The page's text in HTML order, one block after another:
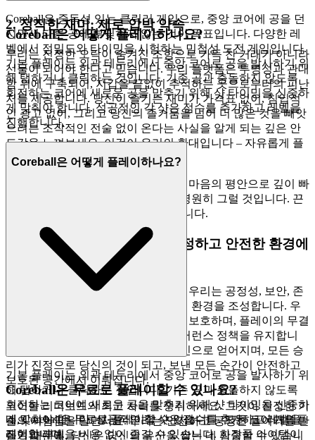
2. 정직한 재미: 제로 압박 약속
우리는 진정한 오락이 숨겨진 조항으로 가득 찬 거래가 아니라
선물이 되어야 한다고 믿습니다. 우리 플랫폼은 투명성과 관대
함 위에 구축되어, 지갑을 끝없이 추적하는 곳으로부터의 피난
처를 제공합니다. 당신이 즐기는 재미가 가격표 없이, 침입적
인 광고 없이, 그리고 당신의 즐거움을 넘어 더 많은 것을 빼앗
으려는 조작적인 전술 없이 온다는 사실을 알게 되는 깊은 안
도감을 느껴보세요. 이것이 우리의 환대입니다 – 자유롭게 플
레이하라는 진심 어린 초대입니다.
코어볼의 모든 레벨과 전략에 완전한 마음의 평안으로 깊이 빠
져보세요. 우리 플랫폼은 무료이며, 영원히 그럴 것입니다. 끈
없이, 놀라움 없이, 진짜 오락만 있습니다.
3. 자신 있게 플레이하세요: 공정하고 안전한 환경에
대한 우리의 약속
당신의 마음의 평안이 최우선입니다. 우리는 공정성, 보안, 존
중이 단순한 이상이 아닌 기초 원칙인 환경을 조성합니다. 우
리는 당신의 데이터를 최선의 주의로 보호하며, 플레이의 무결
성을 해치는 모든 것에 대해 제로 톨러런스 정책을 유지합니
다. 여기서 당신의 성취는 기술과 헌신으로 얻어지며, 모든 승
리가 진정으로 당신의 것이 되고, 보낸 모든 순간이 안전하고
보호된 공간에서 이뤄집니다.
코어볼 리더보드의 최고 자리를 쟁취하세요. 그것이 진정한 기
술의 시험임을 알면서요. 우리는 안전하고 공정한 놀이터를 만
들기 때문에, 당신은 당신의 유산을 쌓는 데 집중할 수 있습니
Coreball은 중독성 있는 클릭러 게임으로, 중앙 코어에 공을 던
지면서 다른 공에 부딪히지 않는 것이 목표입니다. 다양한 레
벨에서 정밀도와 타이밍을 시험하는 민첩성 도전 게임입니다.
Coreball은 어떻게 플레이하나요?
기본 플레이는 외곽 테두리에서 중앙 코어로 공을 발사하기 위
해 탭하거나 클릭하는 것입니다. 기존 공과 충돌하지 않도록
회전하는 코어에 새로운 공을 맞추기 위해 샷 타이밍을 신중하
게 맞춰야 합니다. 성공적인 각 샷은 점수를 추가하고 레벨을
진행합니다.
Coreball은 어떻게 플레이하나요?
기본 플레이는 외곽 테두리에서 중앙 코어로 공을 발사하기 위
해 탭하거나 클릭하는 것입니다. 기존 공과 충돌하지 않도록
회전하는 코어에 새로운 공을 맞추기 위해 샷 타이밍을 신중하
게 맞춰야 합니다. 성공적인 각 샷은 점수를 추가하고 레벨을
진행합니다.
Coreball은 무료로 플레이할 수 있나요?
네, Coreball은 무료로 플레이할 수 있습니다. 모든 코어 게임플
레이와 레벨을 비용 없이 즐길 수 있습니다. 화장품 아이템이